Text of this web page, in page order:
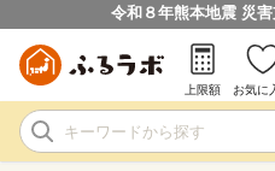
令和８年熊本地震 災
上限額 お気に